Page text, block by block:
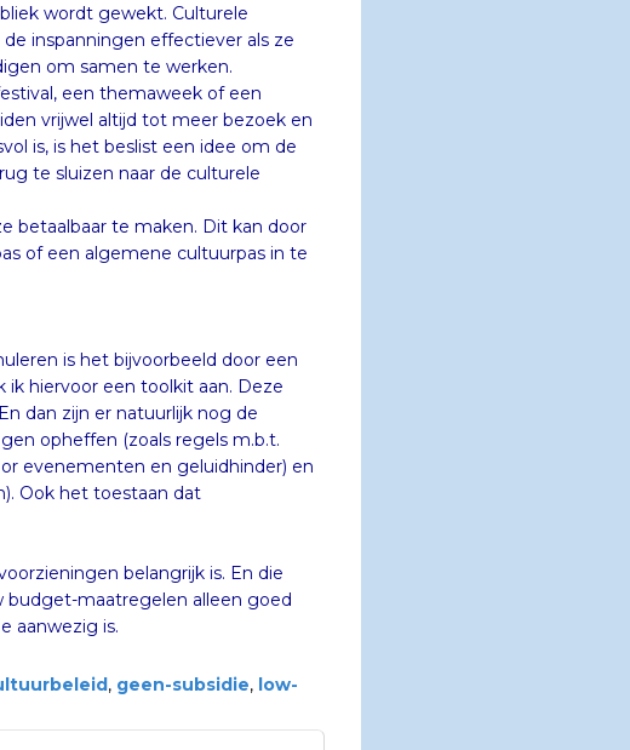
wordt gewekt. Culturele
effectiever als ze
om samen te werken.
een themaweek of een
altijd tot meer bezoek en
is het beslist een idee om de
te sluizen naar de culturele
betaalbaar te maken. Dit kan door
of een algemene cultuurpas in te
is het bijvoorbeeld door een
ik hiervoor een toolkit aan. Deze
uit middelen die geen subsidie vergen. En dan zijn er natuurlijk nog de
om ondernemerschap te bevorderen: belemmeringen opheffen (zoals regels m.b.t.
openingstijden, vergunningverlening voor evenementen en geluidhinder) en
(door bv het afgeven van garanties voor leningen). Ook het toestaan dat
belangrijk is. En die
maatregelen alleen goed
aanwezig is.
, geen-subsidie, low-